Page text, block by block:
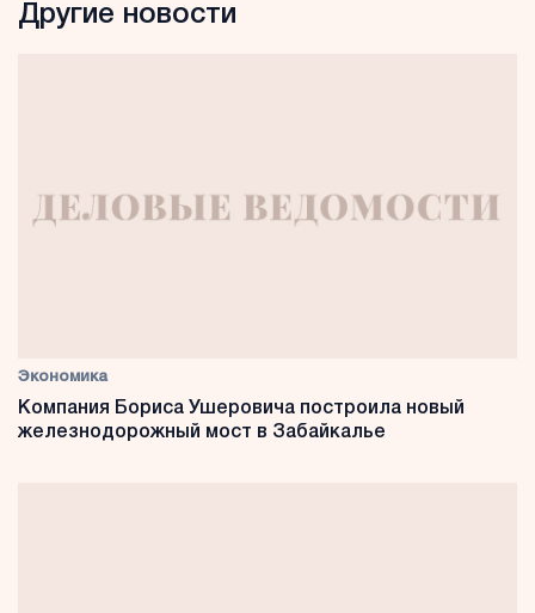
Другие новости
Экономика
Компания Бориса Ушеровича построила новый
железнодорожный мост в Забайкалье